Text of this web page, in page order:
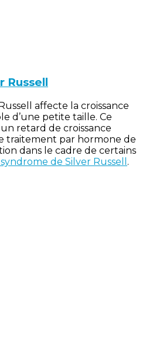
Russell
affecte la croissance
d’une petite taille. Ce
retard de croissance
traitement par hormone de
dans le cadre de certains
de Silver Russell .